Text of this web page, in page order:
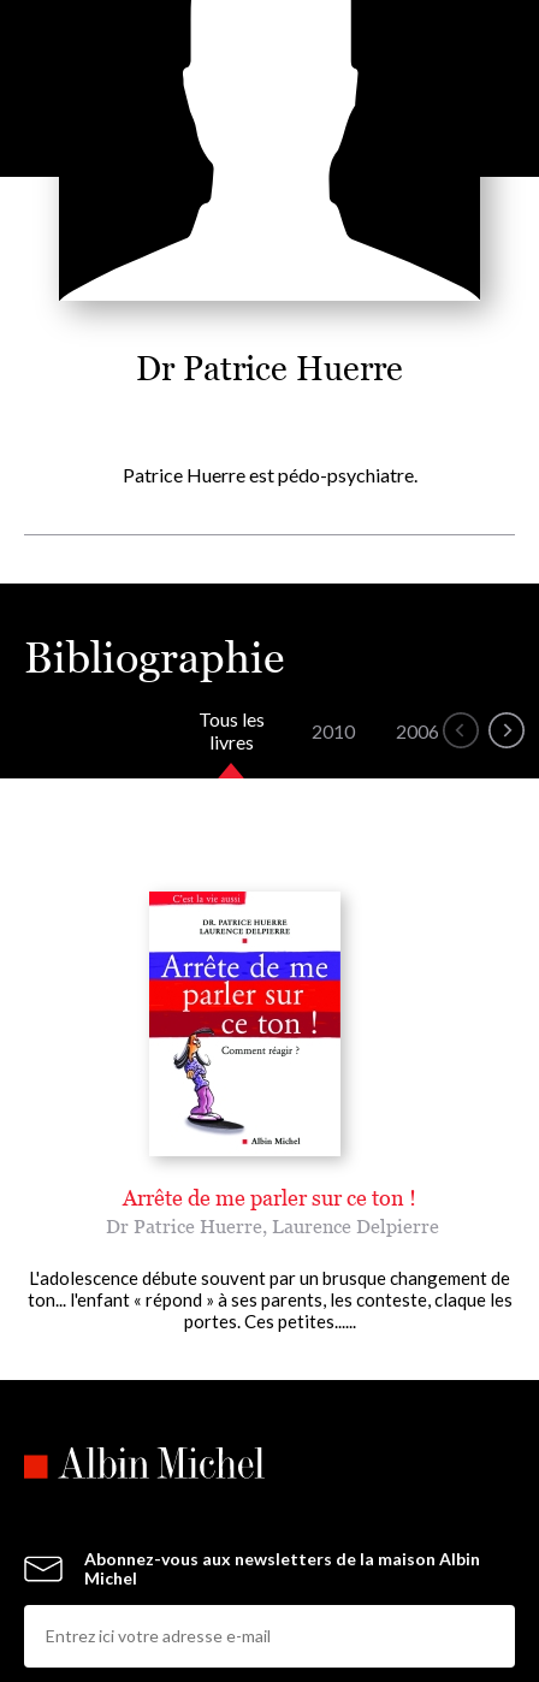
Dr Patrice Huerre
Patrice Huerre est pédo-psychiatre.
Bibliographie
Tous les
livres
2010 2006 2004
Arrête de me parler sur ce ton !
Dr Patrice Huerre, Laurence Delpierre
L'adolescence débute souvent par un brusque changement de
ton... l'enfant « répond » à ses parents, les conteste, claque les
portes. Ces petites......
Abonnez-vous aux newsletters de la maison Albin
Michel